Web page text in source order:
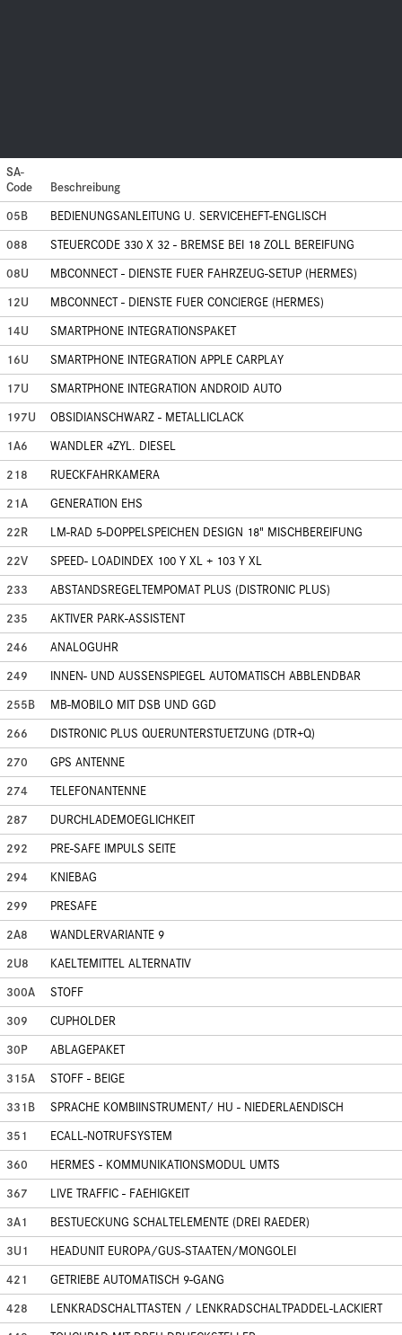
SA-
Code
Beschreibung
05B
BEDIENUNGSANLEITUNG U. SERVICEHEFT-ENGLISCH
088
STEUERCODE 330 X 32 - BREMSE BEI 18 ZOLL BEREIFUNG
08U
MBCONNECT - DIENSTE FUER FAHRZEUG-SETUP (HERMES)
12U
MBCONNECT - DIENSTE FUER CONCIERGE (HERMES)
14U
SMARTPHONE INTEGRATIONSPAKET
16U
SMARTPHONE INTEGRATION APPLE CARPLAY
17U
SMARTPHONE INTEGRATION ANDROID AUTO
197U
OBSIDIANSCHWARZ - METALLICLACK
1A6
WANDLER 4ZYL. DIESEL
218
RUECKFAHRKAMERA
21A
GENERATION EHS
22R
LM-RAD 5-DOPPELSPEICHEN DESIGN 18" MISCHBEREIFUNG
22V
SPEED- LOADINDEX 100 Y XL + 103 Y XL
233
ABSTANDSREGELTEMPOMAT PLUS (DISTRONIC PLUS)
235
AKTIVER PARK-ASSISTENT
246
ANALOGUHR
249
INNEN- UND AUSSENSPIEGEL AUTOMATISCH ABBLENDBAR
255B
MB-MOBILO MIT DSB UND GGD
266
DISTRONIC PLUS QUERUNTERSTUETZUNG (DTR+Q)
270
GPS ANTENNE
274
TELEFONANTENNE
287
DURCHLADEMOEGLICHKEIT
292
PRE-SAFE IMPULS SEITE
294
KNIEBAG
299
PRESAFE
2A8
WANDLERVARIANTE 9
2U8
KAELTEMITTEL ALTERNATIV
300A
STOFF
309
CUPHOLDER
30P
ABLAGEPAKET
315A
STOFF - BEIGE
331B
SPRACHE KOMBIINSTRUMENT/ HU - NIEDERLAENDISCH
351
ECALL-NOTRUFSYSTEM
360
HERMES - KOMMUNIKATIONSMODUL UMTS
367
LIVE TRAFFIC - FAEHIGKEIT
3A1
BESTUECKUNG SCHALTELEMENTE (DREI RAEDER)
3U1
HEADUNIT EUROPA/GUS-STAATEN/MONGOLEI
421
GETRIEBE AUTOMATISCH 9-GANG
428
LENKRADSCHALTTASTEN / LENKRADSCHALTPADDEL-LACKIERT